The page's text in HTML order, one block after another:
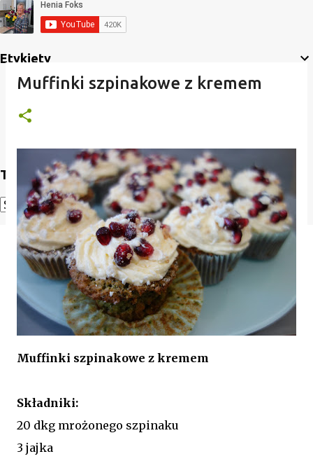
Etykiety
Translate
Powered by Translate
Muffinki szpinakowe z kremem
Muffinki szpinakowe z kremem
Składniki:
20 dkg mrożonego szpinaku
3 jajka